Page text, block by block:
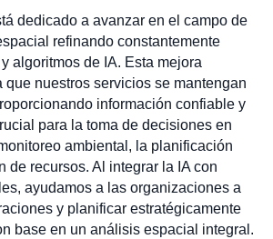
dedicado a avanzar en el campo de
refinando constantemente
algoritmos de IA. Esta mejora
que nuestros servicios se mantengan
información confiable y
para la toma de decisiones en
ambiental, la planificación
de recursos. Al integrar la IA con
ayudamos a las organizaciones a
y planificar estratégicamente
base en un análisis espacial integral.